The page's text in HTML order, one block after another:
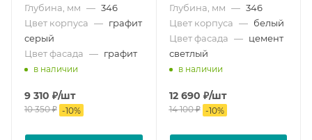
Глубина, мм — 346
Цвет корпуса — графит
серый
Цвет фасада — графит
в наличии
9 310 ₽/шт
10 350₽ -10%
Глубина, мм — 346
Цвет корпуса — белый
Цвет фасада — цемент
светлый
в наличии
12 690 ₽/шт
14 100₽ -10%